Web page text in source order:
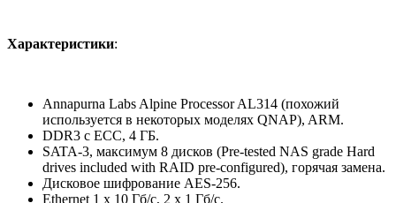
Характеристики:
Annapurna Labs Alpine Processor AL314 (похожий
используется в некоторых моделях QNAP), ARM.
DDR3 с ECC, 4 ГБ.
SATA-3, максимум 8 дисков (Pre-tested NAS grade Hard
drives included with RAID pre-configured), горячая замена.
Дисковое шифрование AES-256.
Ethernet 1 x 10 Гб/с, 2 x 1 Гб/с.